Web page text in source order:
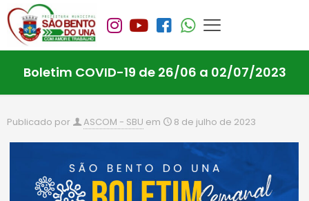
Boletim COVID-19 de 26/06 a 02/07/2023
Publicado por ASCOM - SBU em 8 de julho de 2023